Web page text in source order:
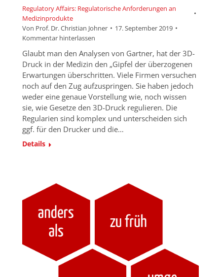
Regulatory Affairs: Regulatorische Anforderungen an
Medizinprodukte
Von Prof. Dr. Christian Johner
17. September 2019
Kommentar hinterlassen
Glaubt man den Analysen von Gartner, hat der 3D-
Druck in der Medizin den „Gipfel der überzogenen
Erwartungen überschritten. Viele Firmen versuchen
noch auf den Zug aufzuspringen. Sie haben jedoch
weder eine genaue Vorstellung wie, noch wissen
sie, wie Gesetze den 3D-Druck regulieren. Die
Regularien sind komplex und unterscheiden sich
ggf. für den Drucker und die…
Details